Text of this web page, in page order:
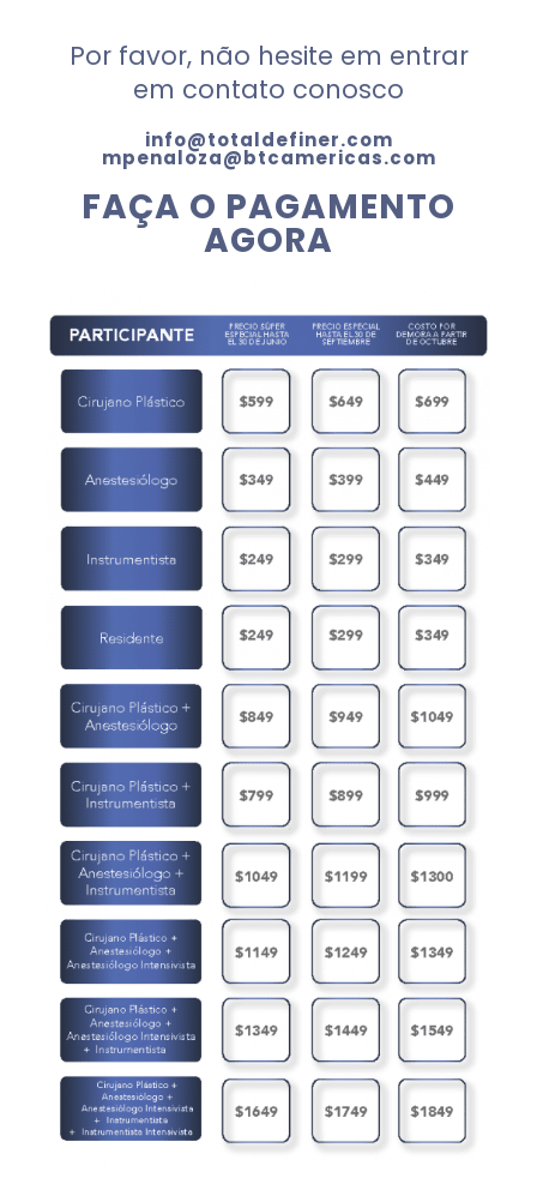
Por favor, não hesite em entrar
em contato conosco
info@totaldefiner.com
mpenaloza@btcamericas.com
FAÇA O PAGAMENTO
AGORA